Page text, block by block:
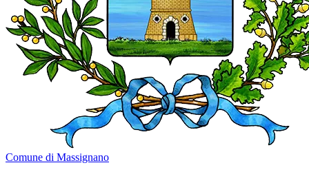
Comune di Massignano